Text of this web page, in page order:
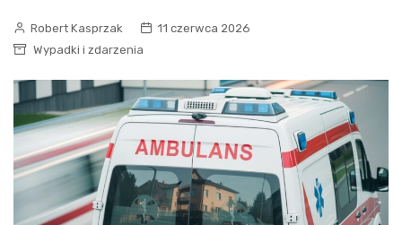
Robert Kasprzak
11 czerwca 2026
Wypadki i zdarzenia